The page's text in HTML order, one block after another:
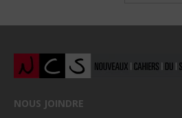
NOUS JOINDRE